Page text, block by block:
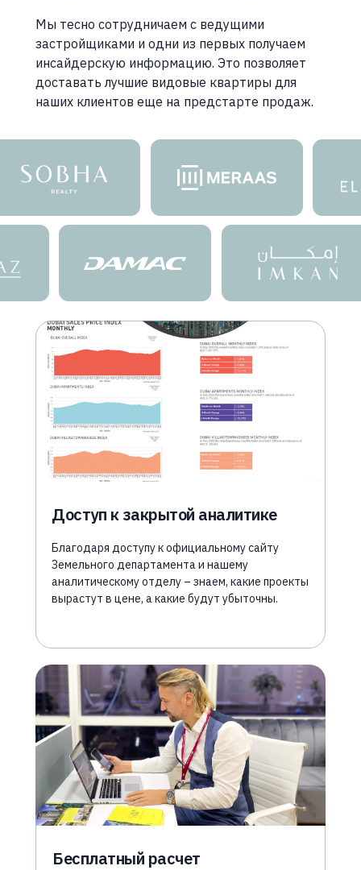
Мы тесно сотрудничаем с ведущими
застройщиками и одни из первых получаем
инсайдерскую информацию. Это позволяет
доставать лучшие видовые квартиры для
наших клиентов еще на предстарте продаж.
Благодаря доступу к официальному сайту
Земельного департамента и нашему
аналитическому отделу – знаем, какие проекты
вырастут в цене, а какие будут убыточны.
Доступ к закрытой аналитике
Бесплатный расчет